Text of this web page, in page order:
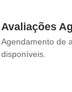
Avaliações
Agendamento de
disponíveis.